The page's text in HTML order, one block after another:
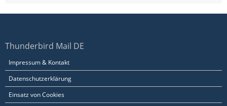
Thunderbird Mail DE
Impressum & Kontakt
Datenschutzerklärung
Einsatz von Cookies